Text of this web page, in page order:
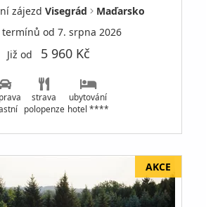
zájezd Visegrád
Maďarsko
termínů od 7. srpna 2026
Již od 5 960 Kč
strava
polopenze
ubytování
hotel ****